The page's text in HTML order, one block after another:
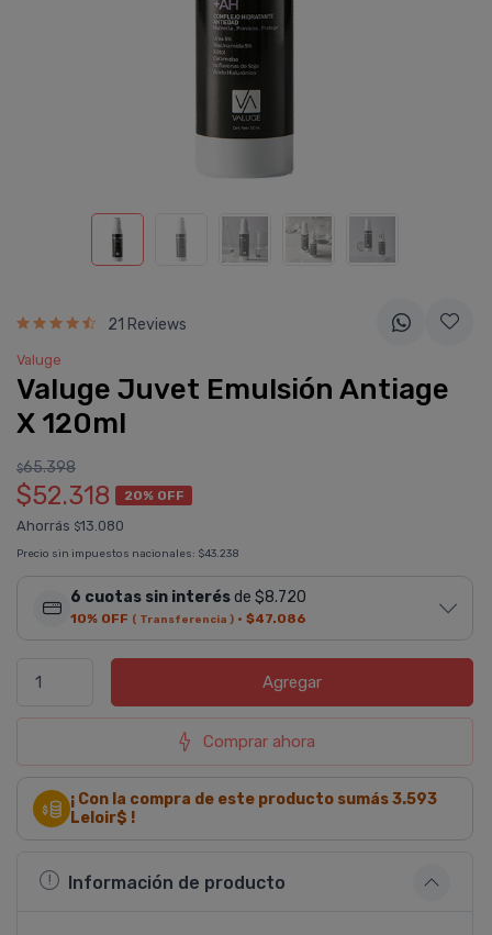
21 Reviews
Valuge
Valuge Juvet Emulsión Antiage
X 120ml
$65.398
$52.318 20% OFF
Ahorrás $13.080
Precio sin impuestos nacionales: $43.238
6 cuotas sin interésde $8.720
10% OFF ( Transferencia ) · $47.086
Agregar
Comprar ahora
¡ Con la compra de este producto sumás3.593
Leloir$ !
Información de producto